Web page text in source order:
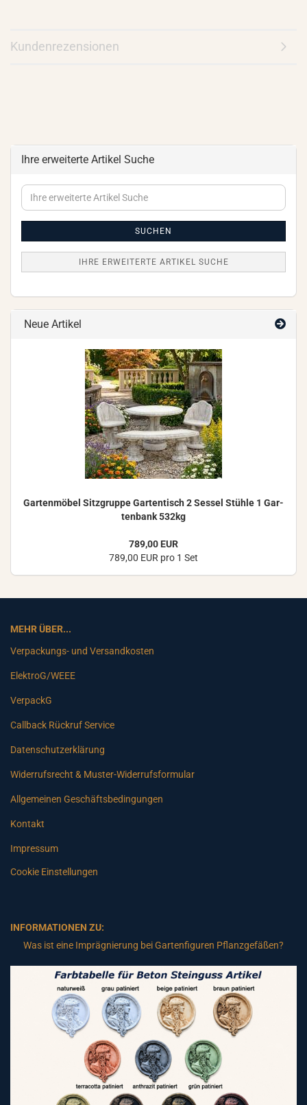
Kundenrezensionen
Ihre erweiterte Artikel Suche
Ihre
erweiterte
SUCHEN
IHRE ERWEITERTE ARTIKEL SUCHE
Neue Artikel
Gar­ten­mö­bel Sitz­grup­pe Gar­ten­tisch 2 Ses­sel Stüh­le 1 Gar­
ten­bank 532kg
789,00 EUR
789,00 EUR pro 1 Set
MEHR ÜBER...
Verpackungs- und Versandkosten
ElektroG/WEEE
VerpackG
Callback Rückruf Service
Datenschutzerklärung
Widerrufsrecht & Muster-Widerrufsformular
Allgemeinen Geschäftsbedingungen
Kontakt
Impressum
Cookie Einstellungen
INFORMATIONEN ZU:
Was ist eine Imprägnierung bei Gartenfiguren Pflanzgefäßen?